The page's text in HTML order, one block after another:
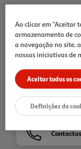
Ir para
Ao clicar em "Aceitar
armazenamento de
a navegação no site,
nossas iniciativas de
Aceitar todos os
Definições de